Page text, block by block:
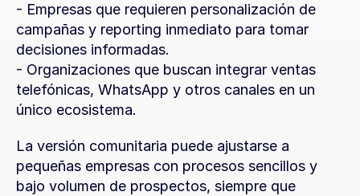
- Empresas que requieren personalización de
campañas y reporting inmediato para tomar
decisiones informadas.
- Organizaciones que buscan integrar ventas
telefónicas, WhatsApp y otros canales en un
único ecosistema.
La versión comunitaria puede ajustarse a
pequeñas empresas con procesos sencillos y
bajo volumen de prospectos, siempre que